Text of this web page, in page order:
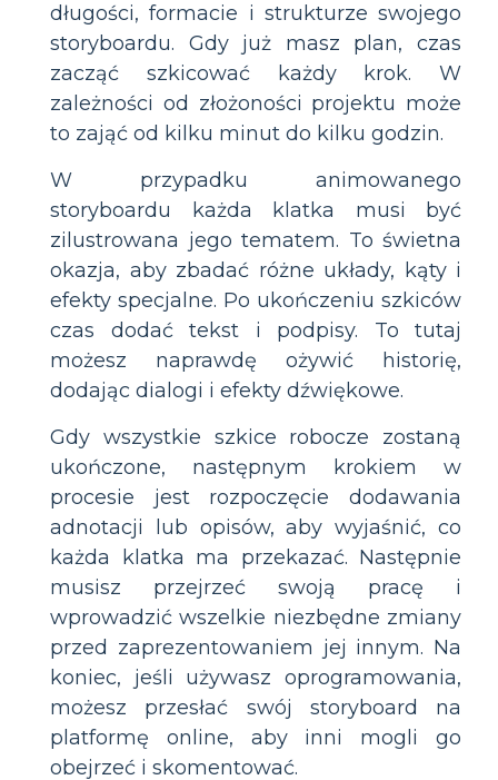
długości, formacie i strukturze swojego
storyboardu. Gdy już masz plan, czas
zacząć szkicować każdy krok. W
zależności od złożoności projektu może
to zająć od kilku minut do kilku godzin.
W przypadku animowanego
storyboardu każda klatka musi być
zilustrowana jego tematem. To świetna
okazja, aby zbadać różne układy, kąty i
efekty specjalne. Po ukończeniu szkiców
czas dodać tekst i podpisy. To tutaj
możesz naprawdę ożywić historię,
dodając dialogi i efekty dźwiękowe.
Gdy wszystkie szkice robocze zostaną
ukończone, następnym krokiem w
procesie jest rozpoczęcie dodawania
adnotacji lub opisów, aby wyjaśnić, co
każda klatka ma przekazać. Następnie
musisz przejrzeć swoją pracę i
wprowadzić wszelkie niezbędne zmiany
przed zaprezentowaniem jej innym. Na
koniec, jeśli używasz oprogramowania,
możesz przesłać swój storyboard na
platformę online, aby inni mogli go
obejrzeć i skomentować.